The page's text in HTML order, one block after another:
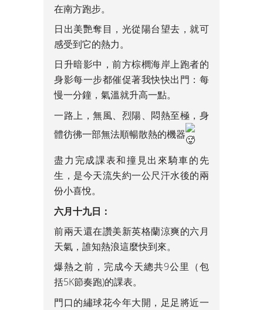
在南方跑步。
日出美艷奪目，光從陽台望去，就可
感受到它的熱力。
日升暗影中，前方棕櫚海岸上跑者的
身影每一步都催促著我快快出門：每
慢一分鐘，氣溫就升高一點。
一路上，無風、烈陽、悶熱至極，身
體彷彿一部無法順暢散熱的機器
盡力完成課表和撞見出來騎車的先
生，是今天流失約一公尺汗水後的兩
份小喜悅。
六月十九日：
前兩天還在讚美新英格蘭涼爽的六月
天氣，誰知熱浪這麼快到來。
爆熱之前，完成今天總共9公里（包
括5K節奏跑)的課表。
門口的繡球花今年大開，足足將近一